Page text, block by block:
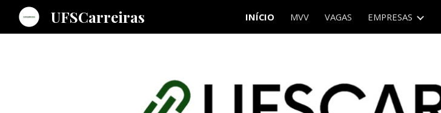
Skip to main content
UFSCarreiras INÍCIO MVV VAGAS EMPRESAS